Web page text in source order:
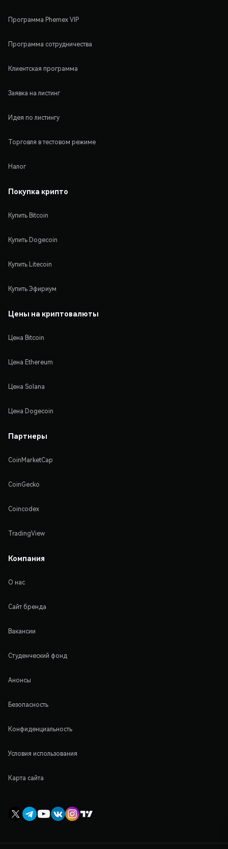
Программа Phemex VIP
Программа сотрудничества
Клиентская программа
Заявка на листинг
Идея по листингу
Торговля в тестовом режиме
Налог
Покупка крипто
Купить Bitcoin
Купить Dogecoin
Купить Litecoin
Купить Эфириум
Цены на криптовалюты
Цена Bitcoin
Цена Ethereum
Цена Solana
Цена Dogecoin
Партнеры
CoinMarketCap
CoinGecko
Coincodex
TradingView
Компания
О нас
Сайт бренда
Вакансии
Студенческий фонд
Анонсы
Безопасность
Конфиденциальность
Условия использования
Карта сайта